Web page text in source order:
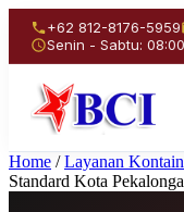
+62 812-8176-5959
Senin - Sabtu:
Home / Layanan
Standard Kota